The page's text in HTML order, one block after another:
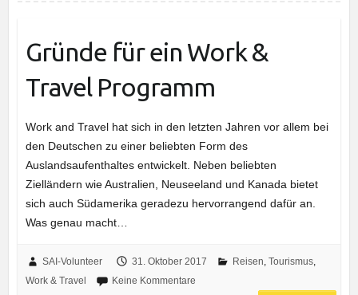
Gründe für ein Work &
Travel Programm
Work and Travel hat sich in den letzten Jahren vor allem bei
den Deutschen zu einer beliebten Form des
Auslandsaufenthaltes entwickelt. Neben beliebten
Zielländern wie Australien, Neuseeland und Kanada bietet
sich auch Südamerika geradezu hervorrangend dafür an.
Was genau macht…
SAI-Volunteer 31. Oktober 2017 Reisen, Tourismus,
Work & Travel
Keine Kommentare